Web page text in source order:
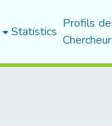
Statistics Profils